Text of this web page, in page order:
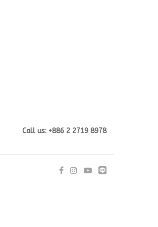
Call us: +886 2 2719 8978